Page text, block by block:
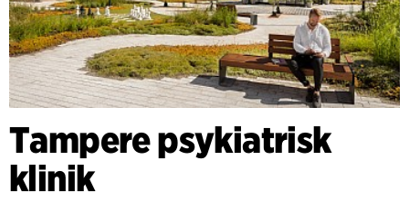
Tampere psykiatrisk
klinik